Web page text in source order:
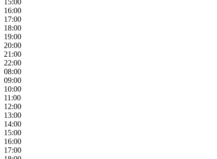
15:00
16:00
17:00
18:00
19:00
20:00
21:00
22:00
08:00
09:00
10:00
11:00
12:00
13:00
14:00
15:00
16:00
17:00